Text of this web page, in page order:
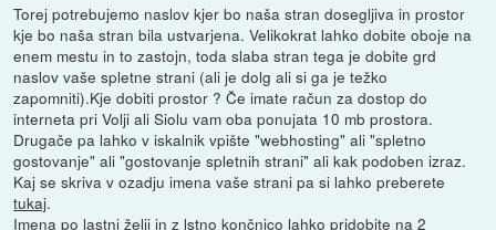
Torej potrebujemo naslov kjer bo naša stran dosegljiva in prostor
kje bo naša stran bila ustvarjena. Velikokrat lahko dobite oboje na
enem mestu in to zastojn, toda slaba stran tega je dobite grd
naslov vaše spletne strani (ali je dolg ali si ga je težko
zapomniti).Kje dobiti prostor ? Če imate račun za dostop do
interneta pri Volji ali Siolu vam oba ponujata 10 mb prostora.
Drugače pa lahko v iskalnik vpište "webhosting" ali "spletno
gostovanje" ali "gostovanje spletnih strani" ali kak podoben izraz.
Kaj se skriva v ozadju imena vaše strani pa si lahko preberete
tukaj.
Imena po lastni želji in z lstno končnico lahko pridobite na 2